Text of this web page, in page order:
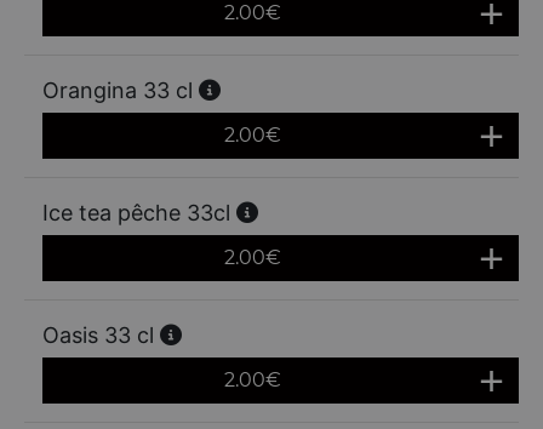
2.00€
Orangina 33 cl
2.00€
Ice tea pêche 33cl
2.00€
Oasis 33 cl
2.00€